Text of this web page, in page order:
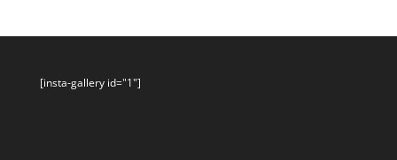
[insta-gallery id="1"]